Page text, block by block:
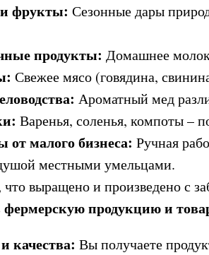
фрукты: Сезонные дары
продукты: Домашнее
Свежее мясо (говядина,
Ароматный мед
Варенья, соленья, компоты –
малого бизнеса: Ручная
местными умельцами.
что выращено и произведено с
продукцию и
качества: Вы получаете